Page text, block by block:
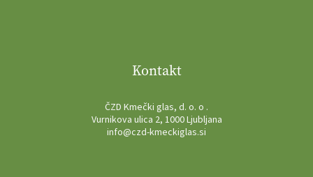
Kontakt
ČZD Kmečki glas, d. o. o .
Vurnikova ulica 2, 1000 Ljubljana
info@czd-kmeckiglas.si